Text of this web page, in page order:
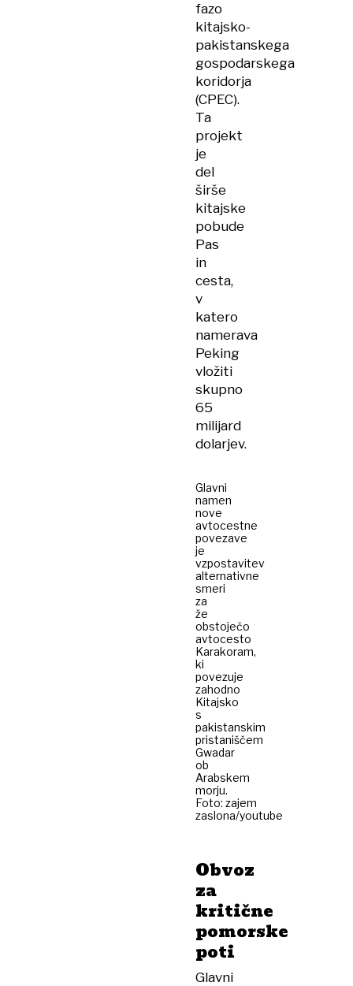
fazo
kitajsko-
pakistanskega
gospodarskega
koridorja
(CPEC).
Ta
projekt
je
del
širše
kitajske
pobude
Pas
in
cesta,
v
katero
namerava
Peking
vložiti
skupno
65
milijard
dolarjev.
Glavni
namen
nove
avtocestne
povezave
je
vzpostavitev
alternativne
smeri
za
že
obstoječo
avtocesto
Karakoram,
ki
povezuje
zahodno
Kitajsko
s
pakistanskim
pristaniščem
Gwadar
ob
Arabskem
morju.
Foto: zajem
zaslona/youtube
Obvoz
za
kritične
pomorske
poti
Glavni